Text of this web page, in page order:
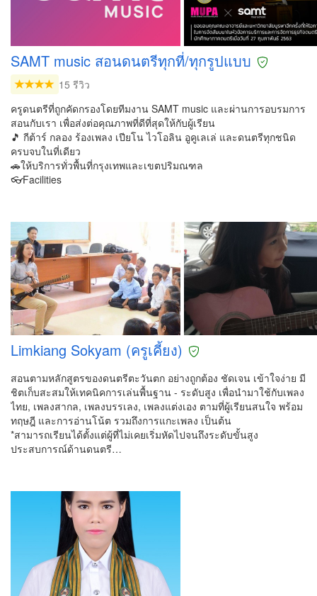
SAMT music สอนดนตรีทุกที่/ทุกรูปแบบ
15 รีวิว
ครูดนตรีที่ถูกคัดกรองโดยทีมงาน SAMT music และผ่านการอบรมการ
สอนกับเรา เพื่อส่งต่อคุณภาพที่ดีที่สุดให้กับผู้เรียน
🎵 กีต้าร์ กลอง ร้องเพลง เปียโน ไวโอลิน อูคูเลเล่ และดนตรีทุกชนิด
ครบจบในที่เดียว
🚗ให้บริการทั่วพื้นที่กรุงเทพและเขตปริมณฑล
👓Facilities
Limkiang Sokyam (ครูเคี้ยง)
สอนตามหลักสูตรของดนตรีตะวันตก อย่างถูกต้อง ชัดเจน เข้าใจง่าย มี
ชิตเก็บสะสมให้เทคนิคการเล่นพื้นฐาน - ระดับสูง เพื่อนำมาใช้กับเพลง
ไทย, เพลงสากล, เพลงบรรเลง, เพลงแต่งเอง ตามที่ผู้เรียนสนใจ พร้อม
ทฤษฎี และการอ่านโน้ต รวมถึงการแกะเพลง เป็นต้น
*สามารถเรียนได้ตั้งแต่ผู้ที่ไม่เคยเริ่มหัดไปจนถึงระดับขั้นสูง
ประสบการณ์ด้านดนตรี…